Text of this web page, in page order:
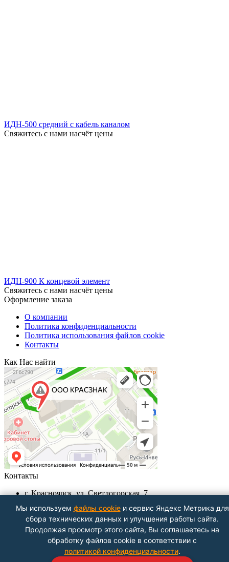
ИДН-500 средний с кабель каналом
Свяжитесь с нами насчёт цены
ИДН-900 К концевой элемент
Свяжитесь с нами насчёт цены
Оформление заказа
О компании
Политика конфиденциальности
Политика использования файлов cookie
Контакты
Как Нас найти
Контакты
г. Красноярск, ул. Светлогорская, 7
Пн-Пт с 9.00 - до 18.00
info@krasznak24.ru
Посмотреть на карте
Мы используем файлы cookieи сервис Яндекс Метрика для
сбора технических данных и улучшения работы сайта.
Продолжая просмотр этого сайта, Вы соглашаетесь на
обработку файлов cookie в соответствии с
политикой конфиденциальности.